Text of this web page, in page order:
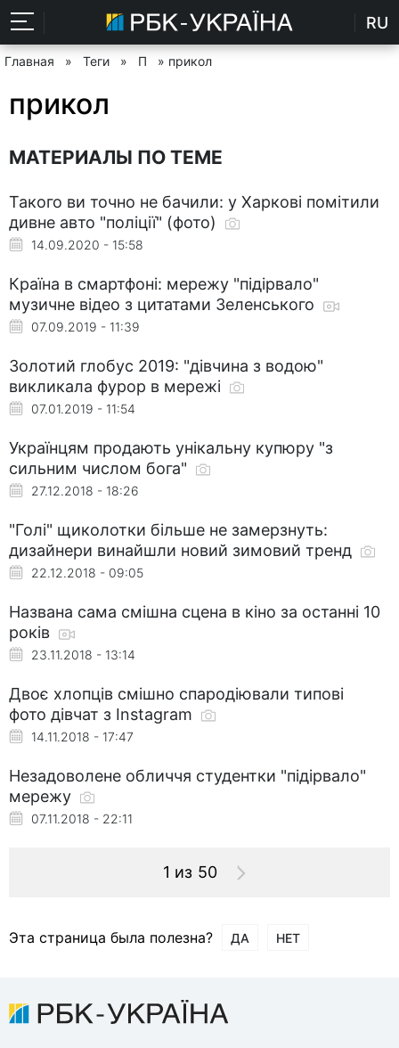
RU
Главная » Теги » П » прикол
прикол
МАТЕРИАЛЫ ПО ТЕМЕ
Такого ви точно не бачили: у Харкові помітили
дивне авто "поліції" (фото)
14.09.2020 - 15:58
Країна в смартфоні: мережу "підірвало"
музичне відео з цитатами Зеленського
07.09.2019 - 11:39
Золотий глобус 2019: "дівчина з водою"
викликала фурор в мережі
07.01.2019 - 11:54
Українцям продають унікальну купюру "з
сильним числом бога"
27.12.2018 - 18:26
"Голі" щиколотки більше не замерзнуть:
дизайнери винайшли новий зимовий тренд
22.12.2018 - 09:05
Названа сама смішна сцена в кіно за останні 10
років
23.11.2018 - 13:14
Двоє хлопців смішно спародіювали типові
фото дівчат з Instagram
14.11.2018 - 17:47
Незадоволене обличчя студентки "підірвало"
мережу
07.11.2018 - 22:11
1 из 50
Эта страница была полезна? ДА НЕТ